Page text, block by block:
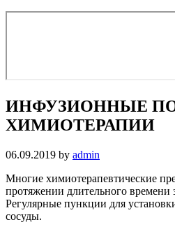
ИНФУЗИОННЫЕ
ХИМИОТЕРАПИИ
06.09.2019 by admin
Многие химиотерапевтические
протяжении длительного времени
Регулярные пункции для
сосуды.